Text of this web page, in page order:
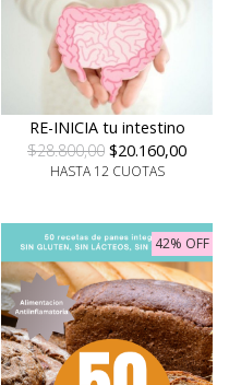
RE-INICIA tu intestino
$28.800,00 $20.160,00
HASTA 12 CUOTAS
42% OFF